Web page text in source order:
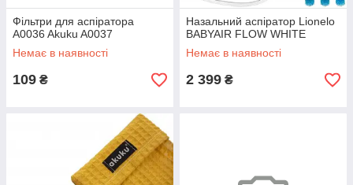
Фільтри для аспіратора
A0036 Akuku A0037
Немає в наявності
109 ₴
Назальний аспіратор Lionelo
BABYAIR FLOW WHITE
Немає в наявності
2 399 ₴